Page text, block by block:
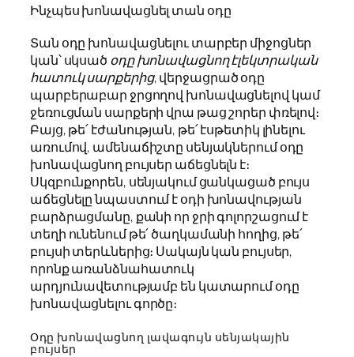
Ինչպես խոնավացնել տան օդը
Տան օդը խոնավացնելու տարբեր միջոցներ
կան՝ սկսած օդը խոնավացնող էլեկտրական
հատուկ սարքերից,վերջացրած օդը
պարբերաբար ջրցողով խոնավացնելով կամ
ջեռուցման սարքերի վրա թաց շորեր փռելով։
Բայց, թե՛ էժանության, թե՛ էսթետիկ լինելու
առումով, ամենաճիշտը սենյակներում օդը
խոնավացնող բույսեր աճեցնելն է։
Սկզբունքորեն, սենյակում ցանկացած բույս
աճեցնելը նպաստում է օդի խոնավության
բարձրացմանը, քանի որ ջրի գոլորշացում է
տեղի ունենում թե՛ ծաղկամանի հողից, թե՛
բույսի տերևներից։ Սակայն կան բույսեր,
որոնք առանձնահատուկ
արդյունավետությամբ են կատարում օդը
խոնավացնելու գործը։
Օդը խոնավացնող լավագույն սենյակային
բույսեր